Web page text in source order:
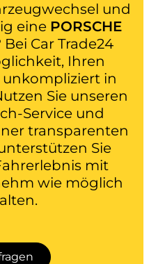
und
eine PORSCHE
Bei Car Trade24
Ihren
in
Sie unseren
Service und
transparenten
Sie
mit
wie möglich